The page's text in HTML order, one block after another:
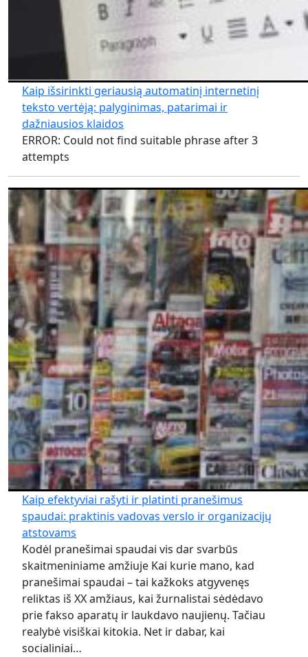
Kaip išsirinkti geriausią automatinį internetinį
teksto vertėją: palyginimas, patarimai ir
dažniausios klaidos
ERROR: Could not find suitable phrase after 3
attempts
Kaip efektyviai rašyti ir platinti pranešimus
spaudai: praktinis vadovas verslo ir organizacijų
atstovams
Kodėl pranešimai spaudai vis dar svarbūs
skaitmeniniame amžiuje Kai kurie mano, kad
pranešimai spaudai – tai kažkoks atgyvenęs
reliktas iš XX amžiaus, kai žurnalistai sėdėdavo
prie fakso aparatų ir laukdavo naujienų. Tačiau
realybė visiškai kitokia. Net ir dabar, kai
socialiniai…